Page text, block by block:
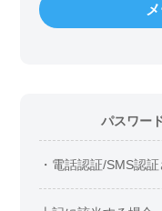
パスワー
・電話認証/SMS認